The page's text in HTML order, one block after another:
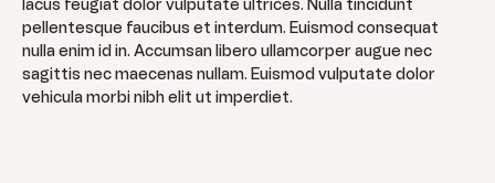
lacus feugiat dolor vulputate ultrices. Nulla tincidunt
pellentesque faucibus et interdum. Euismod consequat
nulla enim id in. Accumsan libero ullamcorper augue nec
sagittis nec maecenas nullam. Euismod vulputate dolor
vehicula morbi nibh elit ut imperdiet.